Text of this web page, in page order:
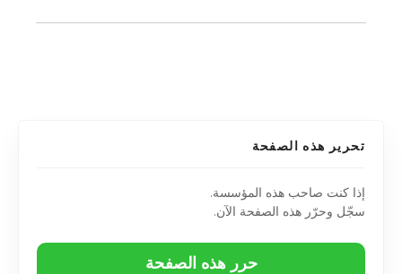
تحرير هذه الصفحة
إذا كنت صاحب هذه المؤسسة.
سجّل وحرّر هذه الصفحة الآن.
حرر هذه الصفحة